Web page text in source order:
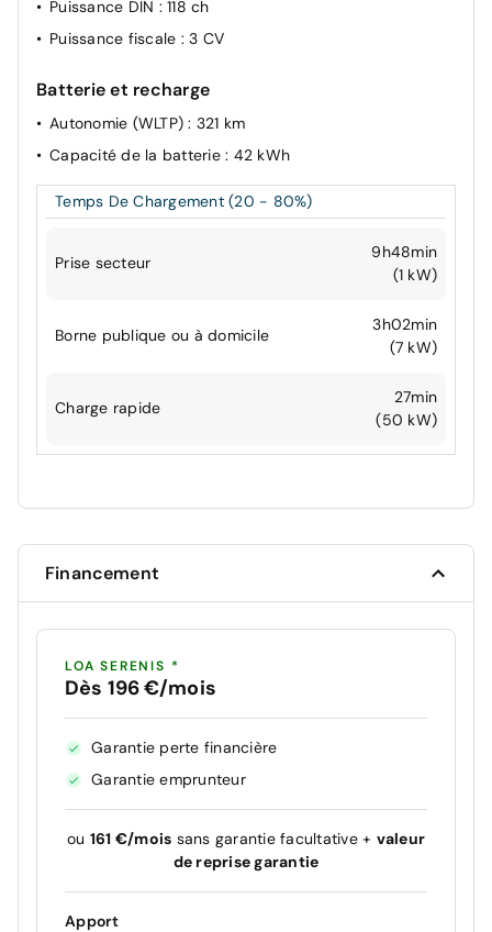
Puissance DIN : 118 ch
Puissance fiscale : 3 CV
Batterie et recharge
Autonomie (WLTP): 321 km
Capacité de la batterie : 42 kWh
Temps De Chargement (20 - 80%)
Prise secteur
9h48min
(1 kW)
Borne publique ou à domicile
3h02min
(7 kW)
Charge rapide
27min
(50 kW)
Financement
LOA SERENIS *
Dès 196 €/mois
Garantie perte financière
Garantie emprunteur
ou 161 €/mois sans garantie facultative + valeur
de reprise garantie
Apport